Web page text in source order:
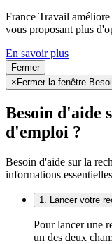
France Travail
vous proposant plus
En savoir plus
Fermer
× Fermer la fenêtre
Besoin d'aide
d'emploi ?
Besoin d'aide sur la
informations
1. Lancer votre
Pour lancer une
un des deux